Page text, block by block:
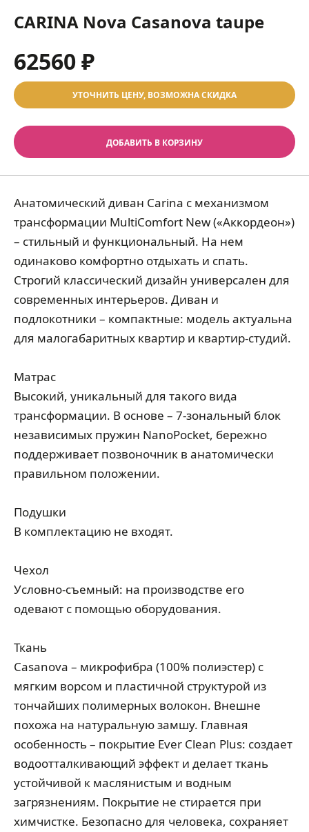
CARINA Nova Casanova taupe
62560 ₽
УТОЧНИТЬ ЦЕНУ, ВОЗМОЖНА СКИДКА
ДОБАВИТЬ В КОРЗИНУ
Анатомический диван Carina c механизмом
трансформации MultiComfort New («Аккордеон»)
– стильный и функциональный. На нем
одинаково комфортно отдыхать и спать.
Строгий классический дизайн универсален для
современных интерьеров. Диван и
подлокотники – компактные: модель актуальна
для малогабаритных квартир и квартир-студий.
Матрас
Высокий, уникальный для такого вида
трансформации. В основе – 7-зональный блок
независимых пружин NanoPocket, бережно
поддерживает позвоночник в анатомически
правильном положении.
Подушки
В комплектацию не входят.
Чехол
Условно-съемный: на производстве его
одевают с помощью оборудования.
Ткань
Casanova – микрофибра (100% полиэстер) с
мягким ворсом и пластичной структурой из
тончайших полимерных волокон. Внешне
похожа на натуральную замшу. Главная
особенность – покрытие Ever Clean Plus: создает
водоотталкивающий эффект и делает ткань
устойчивой к маслянистым и водным
загрязнениям. Покрытие не стирается при
химчистке. Безопасно для человека, сохраняет